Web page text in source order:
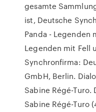
gesamte
ist, Deutsche
Panda - Legenden
Legenden mit Fell
Synchronfirma:
GmbH, Berlin.
Sabine Régé-
Sabine Régé-Turo